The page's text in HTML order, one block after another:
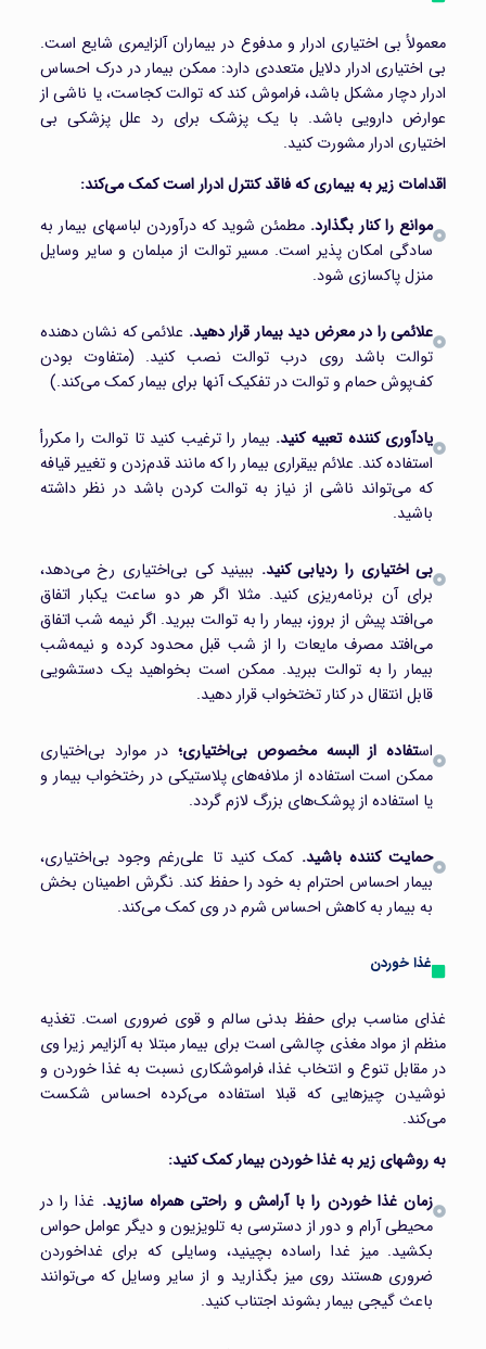
معمولأ بی اختیاری ادرار و مدفوع در بیماران آلزایمری شایع است.
بی اختیاری ادرار دلایل متعددی دارد: ممکن بیمار در درک احساس
ادرار دچار مشکل باشد، فراموش کند که توالت کجاست، یا ناشی از
عوارض دارویی باشد. با یک پزشک برای رد علل پزشکی بی
اختیاری ادرار مشورت کنید.
اقدامات زیر به بیماری که فاقد کنترل ادرار است کمک می‌کند:
موانع را کنار بگذارد. مطمئن شوید که درآوردن لباسهای بیمار به
سادگی امکان پذیر است. مسیر توالت از مبلمان و سایر وسایل
منزل پاکسازی شود.
علائمی را در معرض دید بیمار قرار دهید. علائمی که نشان دهنده
توالت باشد روی درب توالت نصب کنید. (متفاوت بودن
کف‌پوش حمام و توالت در تفکیک آنها برای بیمار کمک می‌کند.)
یادآوری کننده تعبیه کنید. بیمار را ترغیب کنید تا توالت را مکررأ
استفاده کند. علائم بیقراری بیمار را که مانند قدم‌زدن و تغییر قیافه
که می‌تواند ناشی از نیاز به توالت کردن باشد در نظر داشته
باشید.
بی اختیاری را رد‌یابی کنید. ببینید کی بی‌اختیاری رخ می‌دهد،
برای آن برنامه‌ریزی کنید. مثلا اگر هر دو ساعت یکبار اتفاق
می‌افتد پیش از بروز، بیمار را به توالت ببرید. اگر نیمه شب اتفاق
می‌افتد مصرف مایعات را از شب قبل محدود کرده و نیمه‌شب
بیمار را به توالت ببرید. ممکن است بخواهید یک دستشویی
قابل انتقال در کنار تختخواب قرار دهید.
استفاده از البسه مخصوص بی‌اختیاری؛در موارد بی‌اختیاری
ممکن است استفاده از ملافه‌های پلاستیکی در رختخواب بیمار و
یا استفاده از پوشک‌های بزرگ لازم گردد.
حمایت کننده باشید. کمک کنید تا علی‌رغم وجود بی‌اختیاری،
بیمار احساس احترام به خود را حفظ کند. نگرش اطمینان بخش
به بیمار به کاهش احساس شرم در وی کمک می‌کند.
غذا خوردن
غذای مناسب برای حفظ بدنی سالم و قوی ضروری است. تغذیه
منظم از مواد مغذی چالشی است برای بیمار مبتلا به آلزایمر زیرا وی
در مقابل تنوع و انتخاب غذا، فراموشکاری نسبت به غذا خوردن و
نوشیدن چیزهایی که قبلا استفاده می‌کرده احساس شکست
می‌کند.
به روشهای زیر به غذا خوردن بیمار کمک کنید:
زمان غذا خوردن را با آرامش و راحتی همراه سازید. غذا را در
محیطی آرام و دور از دسترسی به تلویزیون و دیگر عوامل حواس
بکشید. میز غدا راساده بچینید، وسایلی که برای غداخوردن
ضروری هستند روی میز بگذارید و از سایر وسایل که می‌توانند
باعث گیجی بیمار بشوند اجتناب کنید.